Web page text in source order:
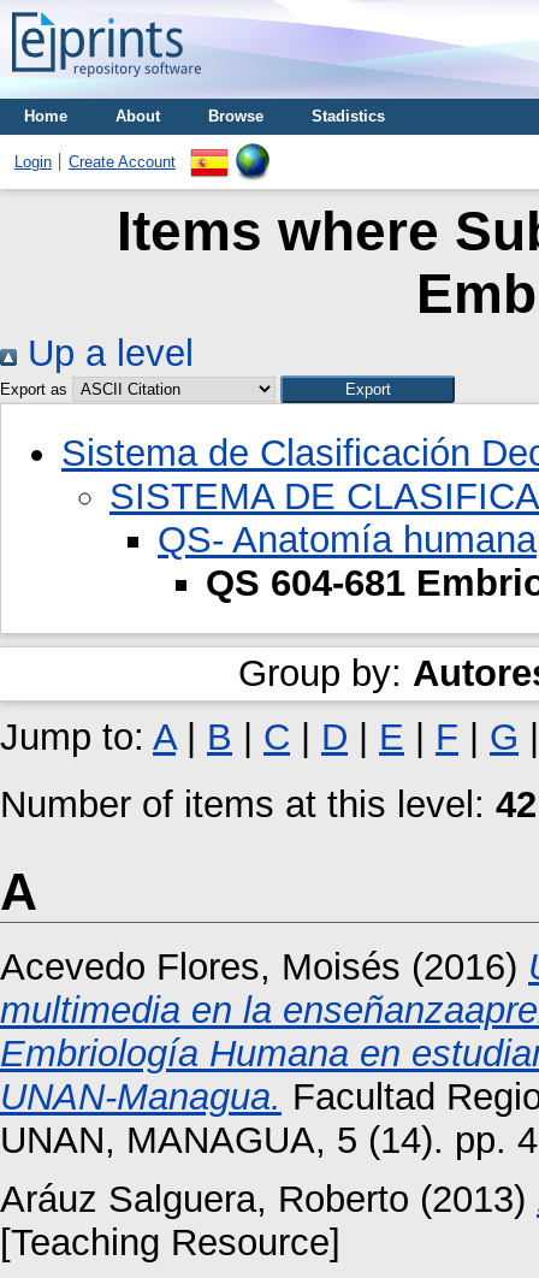
Home About Browse Stadistics
Login Create Account
Items where
Up a level
Export as
Sistema de Clasificación
SISTEMA DE
QS- Anatomía humana
QS 604-681
Group by:
Jump to: A| B | C | D | E | F | G
Number of items at this level: 42
A
Acevedo Flores, Moisés (2016)
multimedia en la
Embriología Humana en
UNAN-Managua. Facultad
UNAN, MANAGUA, 5 (14). pp.
Aráuz Salguera, Roberto (2013)
[Teaching Resource]